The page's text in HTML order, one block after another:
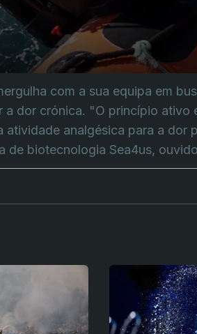
com a sua equipa em
dor crónica. "O princípio
atividade analgésica para a
biotecnologia Sea4us,